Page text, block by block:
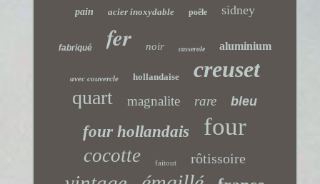
pain acier inoxydable poêle sidney
fabriqué fer noir casserole aluminium
avec couvercle hollandaise creuset
quart magnalite rare bleu
four hollandais four
cocotte faitout rôtissoire